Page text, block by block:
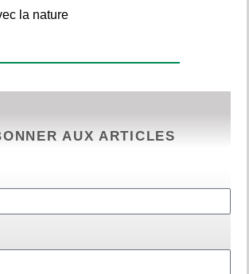
la nature
AUX ARTICLES